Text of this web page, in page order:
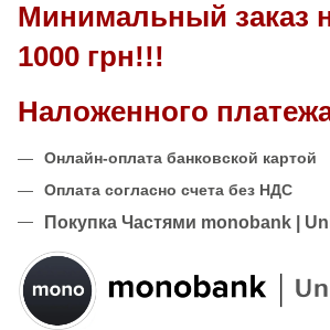
Минимальный заказ
1000 грн!!!
Наложенного
Онлайн-оплата банковской картой
Оплата согласно счета без НДС
Покупка Частями monobank |